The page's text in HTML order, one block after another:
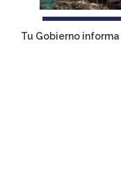
Tu Gobierno informa